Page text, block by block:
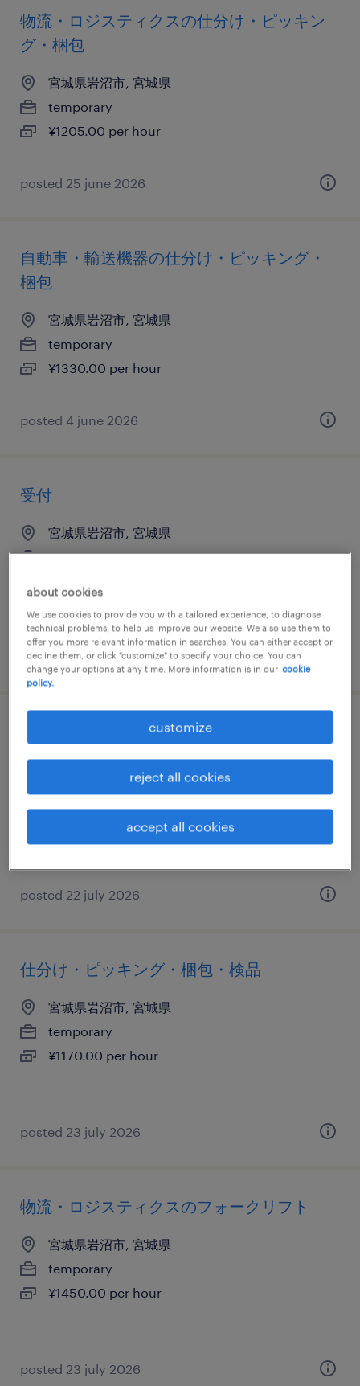
物流・ロジスティクスの仕分け・ピッキン
グ・梱包
宮城県岩沼市, 宮城県
temporary
¥1205.00 per hour
posted 25 june 2026
自動車・輸送機器の仕分け・ピッキング・
梱包
宮城県岩沼市, 宮城県
temporary
¥1330.00 per hour
posted 4 june 2026
受付
宮城県岩沼市, 宮城県
temporary
posted 23 july 2026
仕分け・ピッキング・梱包・検品
宮城県岩沼市, 宮城県
temporary
posted 22 july 2026
仕分け・ピッキング・梱包・検品
宮城県岩沼市, 宮城県
temporary
¥1170.00 per hour
posted 23 july 2026
物流・ロジスティクスのフォークリフト
宮城県岩沼市, 宮城県
temporary
¥1450.00 per hour
posted 23 july 2026
about cookies
We use cookies to provide you with a tailored experience, to diagnose
technical problems, to help us improve our website. We also use them to
offer you more relevant information in searches. You can either accept or
decline them, or click "customize" to specify your choice. You can
change your options at any time. More information is in our cookie
policy.
customize
reject all cookies
accept all cookies